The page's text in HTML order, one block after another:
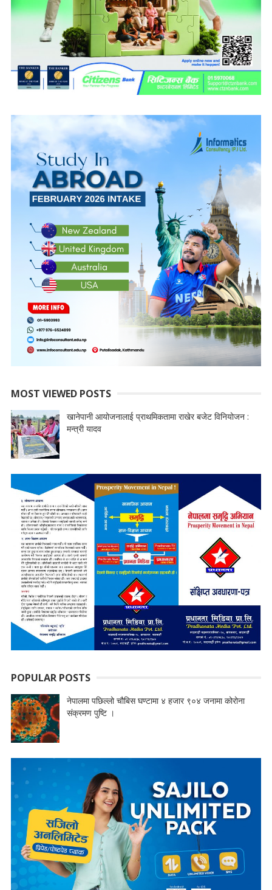
MOST VIEWED POSTS
खानेपानी आयोजनालाई प्राथमिकतामा राखेर बजेट विनियोजन :
मन्त्री यादव
POPULAR POSTS
नेपालमा पछिल्लो चौबिस घण्टामा ४ हजार ९०४ जनामा कोरोना
संक्रमण पुष्टि ।